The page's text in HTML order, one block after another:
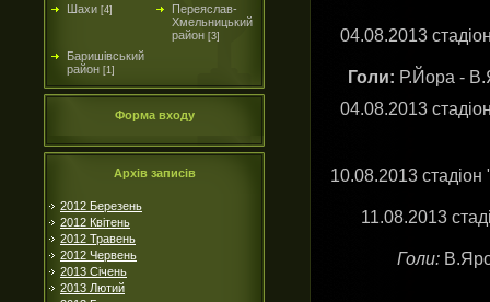
Шахи [4]
Переяслав-
Хмельницький
район [3]
Баришівський
район [1]
Форма входу
Архів записів
2012 Березень
2012 Квітень
2012 Травень
2012 Червень
2013 Січень
2013 Лютий
04.08.2013
Голи: Р.Йора -
04.08.2013
10.08.2013
11.08.2013
Голи: